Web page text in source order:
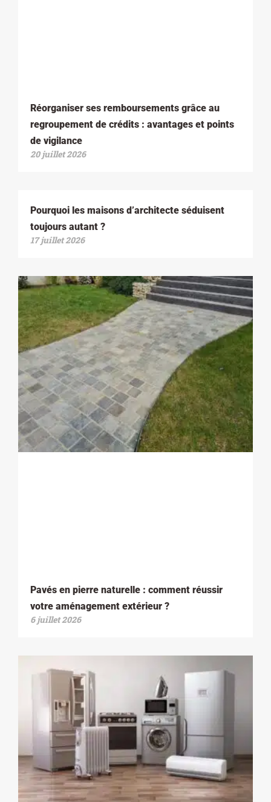
Réorganiser ses remboursements grâce au
regroupement de crédits : avantages et points
de vigilance
20 juillet 2026
Pourquoi les maisons d’architecte séduisent
toujours autant ?
17 juillet 2026
Pavés en pierre naturelle : comment réussir
votre aménagement extérieur ?
6 juillet 2026